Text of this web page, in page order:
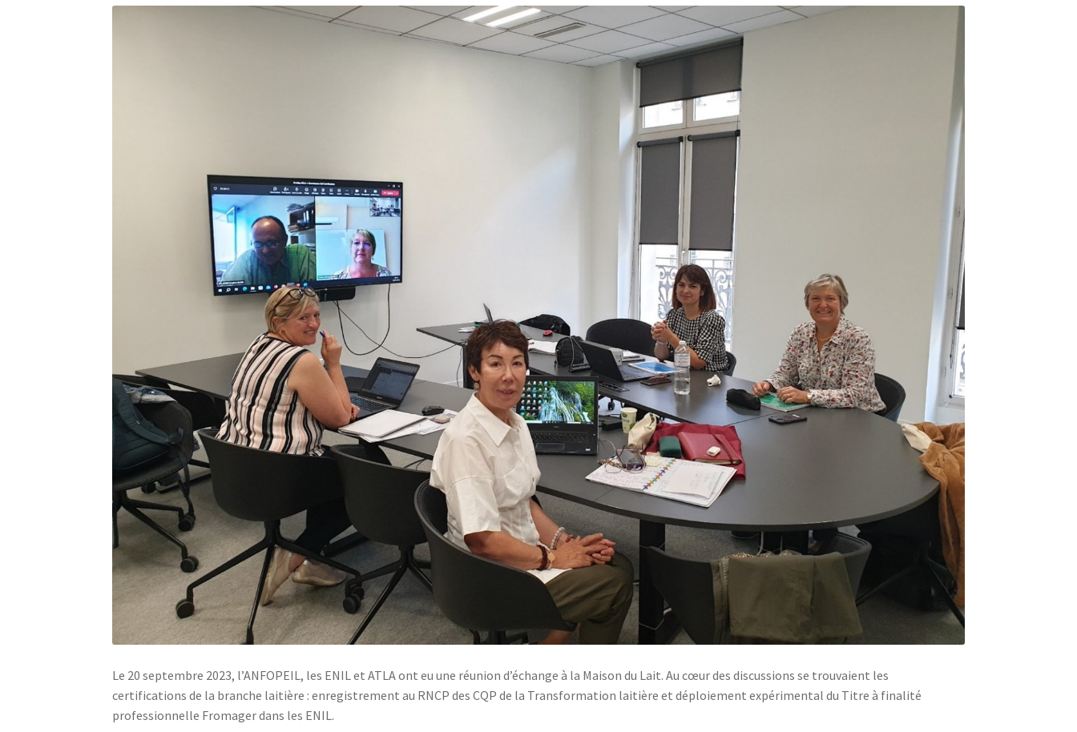
Le 20 septembre 2023, l’ANFOPEIL, les ENIL et ATLA ont eu une réunion d’échange à la Maison du Lait. Au cœur des discussions se trouvaient les
certifications de la branche laitière : enregistrement au RNCP des CQP de la Transformation laitière et déploiement expérimental du Titre à finalité
professionnelle Fromager dans les ENIL.